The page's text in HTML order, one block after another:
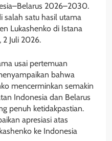
2026–2030.
salah satu hasil utama
Lukashenko di Istana
2 Juli 2026.
usai pertemuan
bahwa
mencerminkan semakin
Indonesia dan Belarus
penuh ketidakpastian.
apresiasi atas
ke Indonesia